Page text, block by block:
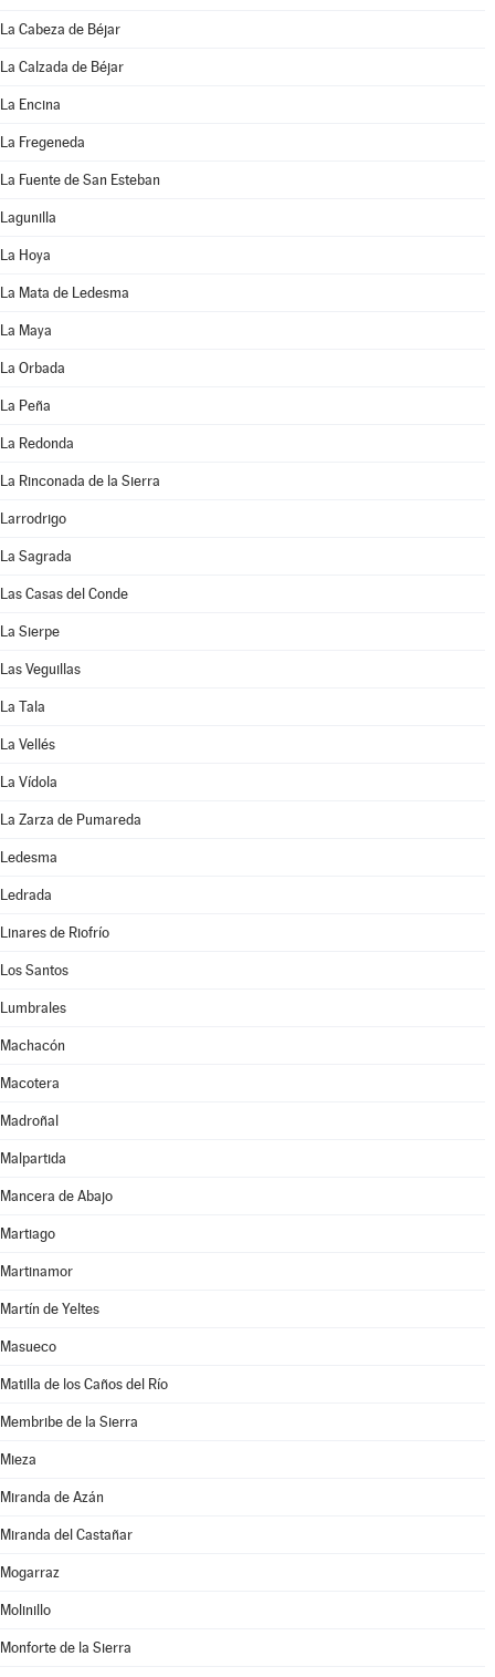
La Cabeza de Béjar
La Calzada de Béjar
La Encina
La Fregeneda
La Fuente de San Esteban
Lagunilla
La Hoya
La Mata de Ledesma
La Maya
La Orbada
La Peña
La Redonda
La Rinconada de la Sierra
Larrodrigo
La Sagrada
Las Casas del Conde
La Sierpe
Las Veguillas
La Tala
La Vellés
La Vídola
La Zarza de Pumareda
Ledesma
Ledrada
Linares de Riofrío
Los Santos
Lumbrales
Machacón
Macotera
Madroñal
Malpartida
Mancera de Abajo
Martiago
Martinamor
Martín de Yeltes
Masueco
Matilla de los Caños del Río
Membribe de la Sierra
Mieza
Miranda de Azán
Miranda del Castañar
Mogarraz
Molinillo
Monforte de la Sierra